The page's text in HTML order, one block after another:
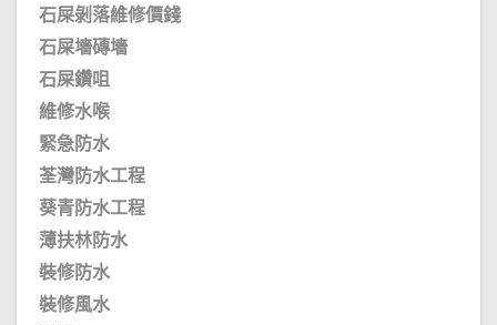
石屎剝落維修價錢
石屎墻磚墻
石屎鑽咀
維修水喉
緊急防水
荃灣防水工程
葵青防水工程
薄扶林防水
裝修防水
裝修風水